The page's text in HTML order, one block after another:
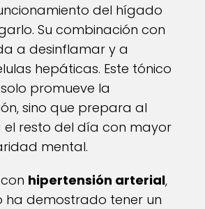
del hígado
Su combinación con
a desinflamar y a
hepáticas. Este tónico
promueve la
sino que prepara al
resto del día con mayor
mental.
hipertensión arterial,
ha demostrado tener un